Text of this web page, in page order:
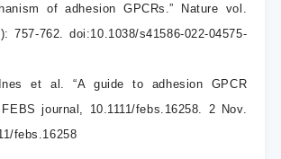
of adhesion GPCRs.” Nature vol.
757-762. doi:10.1038/s41586-022-04575-
et al. “A guide to adhesion GPCR
journal, 10.1111/febs.16258. 2 Nov.
febs.16258